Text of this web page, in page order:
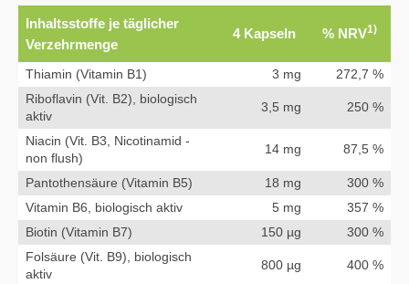
Inhaltsstoffe je täglicher
Verzehrmenge
4 Kapseln % NRV1)
Thiamin (Vitamin B1) 3 mg
272,7 %
Riboflavin (Vit. B2), biologisch
aktiv
3,5 mg 250 %
Niacin (Vit. B3, Nicotinamid -
non flush)
14 mg 87,5 %
Pantothensäure (Vitamin B5) 18 mg
300 %
Vitamin B6, biologisch aktiv
5 mg
357 %
Biotin (Vitamin B7)
150 µg
300 %
Folsäure (Vit. B9), biologisch
aktiv
800 µg 400 %